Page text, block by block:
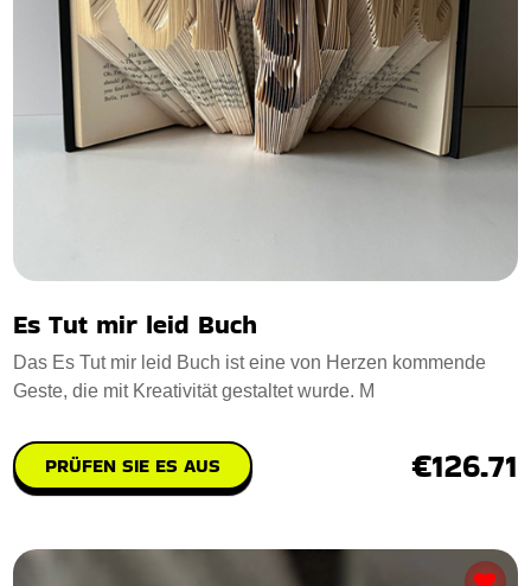
Es Tut mir leid Buch
Das Es Tut mir leid Buch ist eine von Herzen kommende
Geste, die mit Kreativität gestaltet wurde. M
PRÜFEN SIE ES AUS €126.71